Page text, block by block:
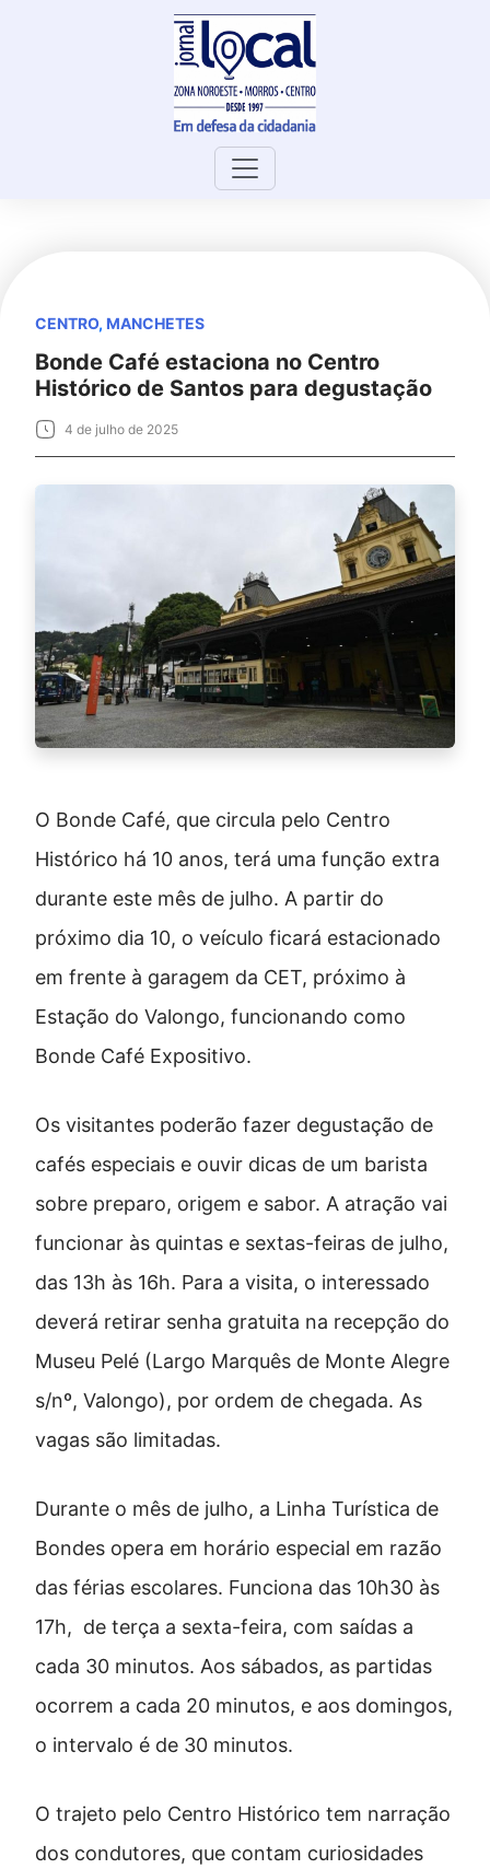
CENTRO, MANCHETES
Bonde Café estaciona no Centro
Histórico de Santos para degustação
4 de julho de 2025
O Bonde Café, que circula pelo Centro
Histórico há 10 anos, terá uma função extra
durante este mês de julho. A partir do
próximo dia 10, o veículo ficará estacionado
em frente à garagem da CET, próximo à
Estação do Valongo, funcionando como
Bonde Café Expositivo.
Os visitantes poderão fazer degustação de
cafés especiais e ouvir dicas de um barista
sobre preparo, origem e sabor. A atração vai
funcionar às quintas e sextas-feiras de julho,
das 13h às 16h. Para a visita, o interessado
deverá retirar senha gratuita na recepção do
Museu Pelé (Largo Marquês de Monte Alegre
s/nº, Valongo), por ordem de chegada. As
vagas são limitadas.
Durante o mês de julho, a Linha Turística de
Bondes opera em horário especial em razão
das férias escolares. Funciona das 10h30 às
17h, de terça a sexta-feira, com saídas a
cada 30 minutos. Aos sábados, as partidas
ocorrem a cada 20 minutos, e aos domingos,
o intervalo é de 30 minutos.
O trajeto pelo Centro Histórico tem narração
dos condutores, que contam curiosidades